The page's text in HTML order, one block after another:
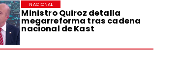
Ministro Quiroz detalla
megarreforma tras cadena
nacional de Kast
NACIONAL